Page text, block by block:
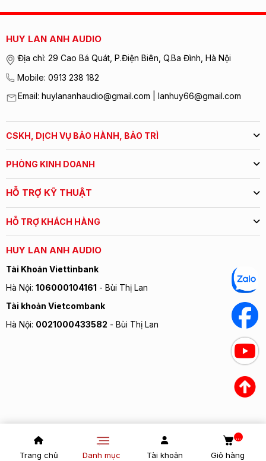
HUY LAN ANH AUDIO
Địa chỉ: 29 Cao Bá Quát, P.Điện Biên, Q.Ba Đình, Hà Nội
Mobile: 0913 238 182
Email: huylananhaudio@gmail.com | lanhuy66@gmail.com
CSKH, DỊCH VỤ BẢO HÀNH, BẢO TRÌ
PHÒNG KINH DOANH
HỖ TRỢ KỸ THUẬT
HỖ TRỢ KHÁCH HÀNG
HUY LAN ANH AUDIO
Tài Khoản Viettinbank
Hà Nội: 106000104161 - Bùi Thị Lan
Tài khoản Vietcombank
Hà Nội: 0021000433582 - Bùi Thị Lan
Trang chủ Danh mục Tài khoản Giỏ hàng
...